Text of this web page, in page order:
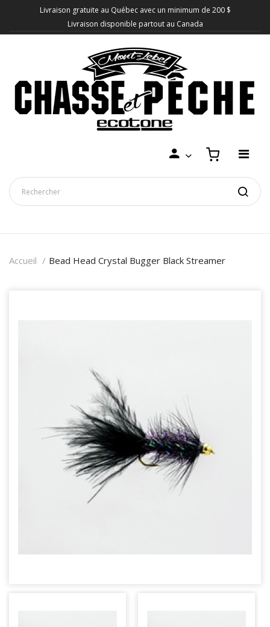
Livraison gratuite au Québec avec un minimum de 200 $
Livraison disponible partout au Canada
Accueil Bead Head Crystal Bugger Black Streamer